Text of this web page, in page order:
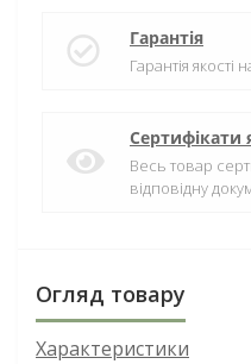
Гарантія
Гарантія
Сертифікати
Весь товар
відповідну
Огляд товару
Характеристики